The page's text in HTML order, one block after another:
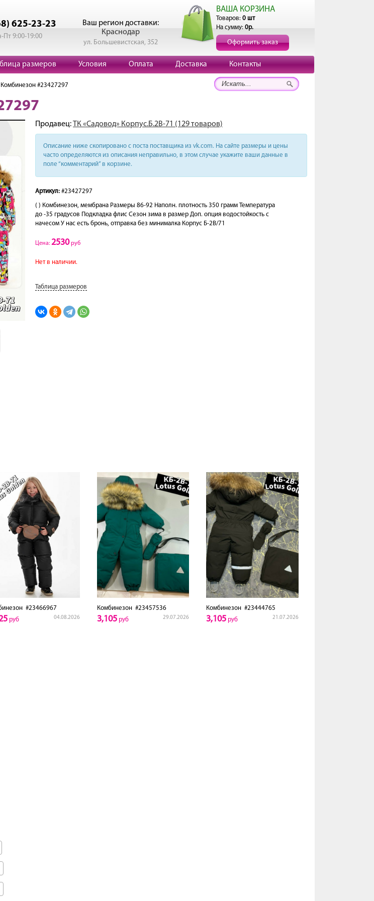
625-23-23
Пт 9:00-19:00
Ваш регион доставки:
Краснодар
ул. Большевистская, 352
ВАША КОРЗИНА
Товаров: 0 шт
На сумму: 0р.
Оформить заказ
размеров Условия Оплата Доставка Контакты
#23427297
Продавец:ТК «Садовод» Корпус.Б.2В-71 (129 товаров)
Описание ниже скопировано с поста поставщика из vk.com. На сайте размеры и цены
часто определяются из описания неправильно, в этом случае укажите ваши данные в
поле “комментарий” в корзине.
Артикул: #23427297
( ) Комбинезон, мембрана Размеры 86-92 Наполн. плотность 350 грамм Температура
до -35 градусов Подкладка флис Сезон зима в размер Доп. опция водостойкость с
начесом У нас есть бронь, отправка без минималка Корпус Б-2В/71
Цена: 2530руб
Нет в наличии.
Таблица размеров
#23466967
04.08.2026
руб
Комбинезон#23457536
29.07.2026
3,105руб
Комбинезон #23444765
21.07.2026
3,105 руб